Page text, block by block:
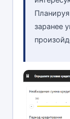
заранее